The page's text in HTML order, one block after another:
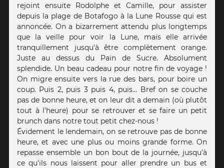
rejoint ensuite Rodolphe et Camille, pour assister
depuis la plage de Botafogo à la Lune Rousse qui est
annoncée. On a bizarrement attendu plus longtemps
que la veille pour voir la Lune, mais elle arrivée
tranquillement jusqu'à être complètement orange.
Juste au dessus du Pain de Sucre. Absolument
splendide. Un beau cadeau pour notre fin de voyage !
On migre ensuite vers la rue des bars, pour boire un
coup. Puis 2, puis 3 puis 4, puis... Bref on se couche
pas de bonne heure, et on leur dit a demain (où plutôt
tout à l'heure) pour se retrouver et se faire un petit
brunch dans notre tout petit chez-nous !
Évidement le lendemain, on se retrouve pas de bonne
heure, et avec une plus ou moins grande forme. On
repasse ensemble un bon bout de la journée, jusqu'à
ce qu'ils nous laissent pour aller prendre un bus et